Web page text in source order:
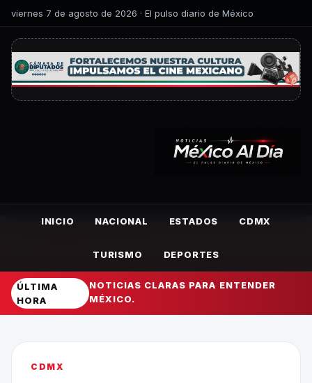
viernes 7 de agosto de 2026 · El pulso diario de México
INICIO NACIONAL ESTADOS CDMX
TURISMO DEPORTES
ÚLTIMA
HORA
NOTICIAS CLARAS PARA ENTENDER
MÉXICO.
CDMX